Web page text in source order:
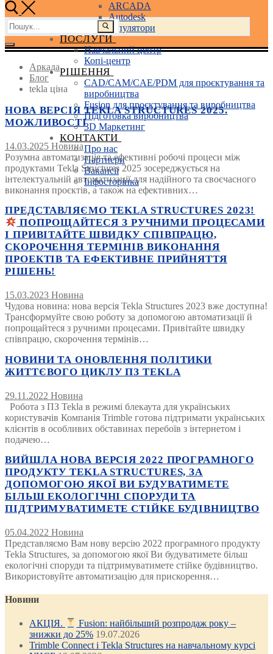
ARCADA
Autodesk
3D маніпулятори
ПОСЛУГИ
Навчальний центр
Копі-центр
РІШЕННЯ
CAD/CAM/CAE/PDM для проєктування та
виробництва
Fusion для проєктування та виробництва
Підготовка виробництва
3D Маркетинг
КОНТАКТИ
Про нас
Партнери
Вакансії
Інфосторінка
Пошук:
Аркада
Блог
tekla ціна
НОВА ВЕРСІЯ TEKLA STRUCTURES 2025.
МОЖЛИВОСТІ
14.03.2025 Новина
Розумна автоматизація та ефективні робочі процеси між
продуктами Tekla Structures 2025 зосереджується на
інтелектуальній автоматизації для надійного та своєчасного
виконання проєктів, а також на ефективних…
ПРЕДСТАВЛЯЄМО TEKLA STRUCTURES 2023!
ПОПРОЩАЙТЕСЯ З РУЧНИМИ ПРОЦЕСАМИ
І ПРИВІТАЙТЕ ШВИДКУ СПІВПРАЦЮ,
СКОРОЧЕННЯ ТЕРМІНІВ ВИКОНАННЯ
ПРОЕКТІВ ТА ЕФЕКТИВНЕ ПРИЙНЯТТЯ
РІШЕНЬ!
15.03.2023 Новина
Чудова новина: нова версія Tekla Structures 2023 вже доступна!
Трансформуйте свою роботу за допомогою автоматизації й
попрощайтеся з ручними процесами. Привітайте швидку
співпрацю, скорочення термінів…
НОВИНИ ТА ОНОВЛЕННЯ ПОЛІТИКИ
ЖИТТЄВОГО ЦИКЛУ ПЗ TEKLA
29.11.2022 Новина
Робота з ПЗ Tekla в режимі блекаута для українських
користувачів Компанія Trimble готова підтримати українських
клієнтів в особливих обставинах перебоїв з інтернетом і
подачею…
ВИЙШЛА НОВА ВЕРСІЯ 2022 ПРОГРАМНОГО
ПРОДУКТУ TEKLA STRUCTURES, ЗА
ДОПОМОГОЮ ЯКОЇ ВИ БУДУВАТИМЕТЕ
БІЛЬШ ЕКОЛОГІЧНІ СПОРУДИ ТА
ПІДТРИМУВАТИМЕТЕ СТІЙКЕ БУДІВНИЦТВО
05.04.2022 Новина
Представляємо Вам нову версію 2022 програмного продукту
Tekla Structures, за допомогою якої Ви будуватимете більш
екологічні споруди та підтримуватимете стійке будівництво.
Використовуйте автоматизацію для прискорення…
Новини
АКЦІЯ.
Fusion: найбільший розпродаж року –
знижки до 25% 19.07.2026
Trimble Connect і Tekla Structures на навчальному курсі